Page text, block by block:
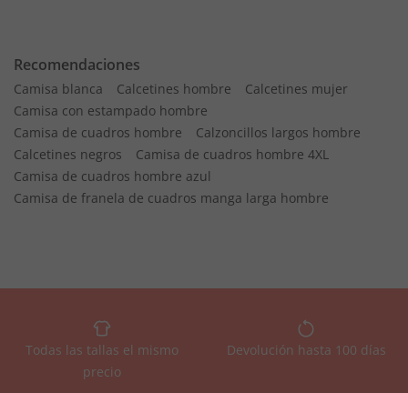
Recomendaciones
Camisa blanca Calcetines hombre
Calcetines mujer
Camisa con estampado hombre
Camisa de cuadros hombre
Calzoncillos largos hombre
Calcetines negros
Camisa de cuadros hombre 4XL
Camisa de cuadros hombre azul
Camisa de franela de cuadros manga larga hombre
Todas las tallas el mismo
precio
Devolución hasta 100 días